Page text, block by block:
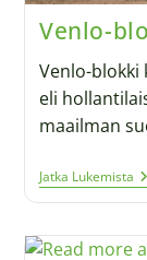
Venlo-
Venlo-blokki
eli
maailman
Jatka Lukemista